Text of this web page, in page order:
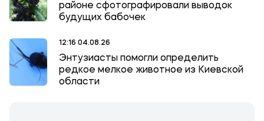
районе сфотографировали выводок
будущих бабочек
12:16 04.08.26
Энтузиасты помогли определить
редкое мелкое животное из Киевской
области